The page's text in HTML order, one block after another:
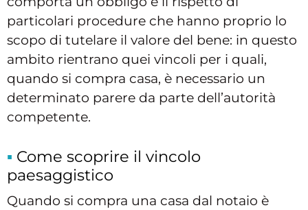
particolari procedure che hanno proprio lo
scopo di tutelare il valore del bene: in questo
ambito rientrano quei vincoli per i quali,
quando si compra casa, è necessario un
determinato parere da parte dell’autorità
competente.
Come scoprire il vincolo
paesaggistico
Quando si compra una casa dal notaio è